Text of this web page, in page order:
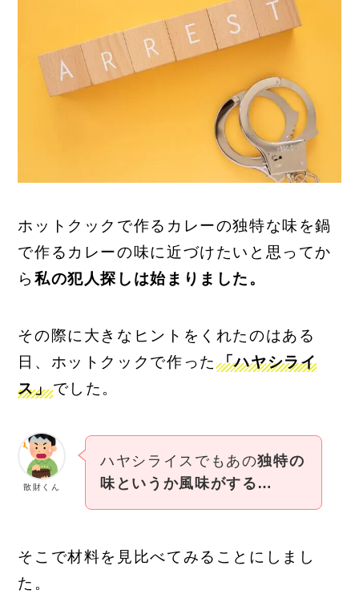
ホットクックで作るカレーの独特な味を鍋
で作るカレーの味に近づけたいと思ってか
ら私の犯人探しは始まりました。
その際に大きなヒントをくれたのはある
日、ホットクックで作った 「ハヤシライ
ス」でした。
散財くん
ハヤシライスでもあの独特の
味というか風味がする…
そこで材料を見比べてみることにしまし
た。